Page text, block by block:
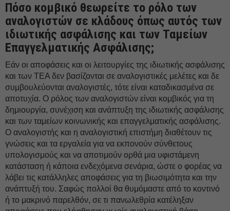
Πόσο κομβικό θεωρείτε το ρόλο των
αναλογιστών σε κλάδους όπως αυτός των
ιδιωτικής ασφάλισης και των Ταμείων
Επαγγελματικής Ασφάλισης;
Εάν οι αποφάσεις και οι λειτουργίες της ιδιωτικής ασφάλισης
και των ΤΕΑ δεν βασίζονται σε αναλογιστικές μελέτες και δε
συμβουλεύονται αναλογιστές, τότε είναι καταδικασμένα σε
αποτυχία. Ο ρόλος των αναλογιστών είναι κομβικός για τη
δημιουργία, συνέχιση και ανάπτυξη της ιδιωτικής ασφάλισης
και των ταμείων κοινωνικής και επαγγελματικής ασφάλισης.
Ο αναλογιστής και η αναλογιστική επιστήμη διαθέτουν τις
γνώσεις και τα εργαλεία για να εκπονούν σύνθετους
υπολογισμούς και να αποτιμούν ορθά μια υφιστάμενη
κατάσταση ή κάποια ενδεχόμενα σενάρια, ώστε ο φορέας να
λάβει τις κατάλληλες αποφάσεις για τη βιωσιμότητα και την
ανάπτυξή του. Σαφώς πολλοί θα θυμόμαστε από το κοντινό
ή το μακρινό παρελθόν, σε τι πανωλεθρία κατέληξαν